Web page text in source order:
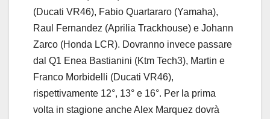
(Ducati VR46), Fabio Quartararo (Yamaha),
Raul Fernandez (Aprilia Trackhouse) e Johann
Zarco (Honda LCR). Dovranno invece passare
dal Q1 Enea Bastianini (Ktm Tech3), Martin e
Franco Morbidelli (Ducati VR46),
rispettivamente 12°, 13° e 16°. Per la prima
volta in stagione anche Alex Marquez dovrà